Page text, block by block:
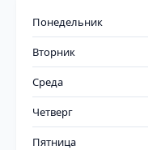
Понедельник
Вторник
Среда
Четверг
Пятница